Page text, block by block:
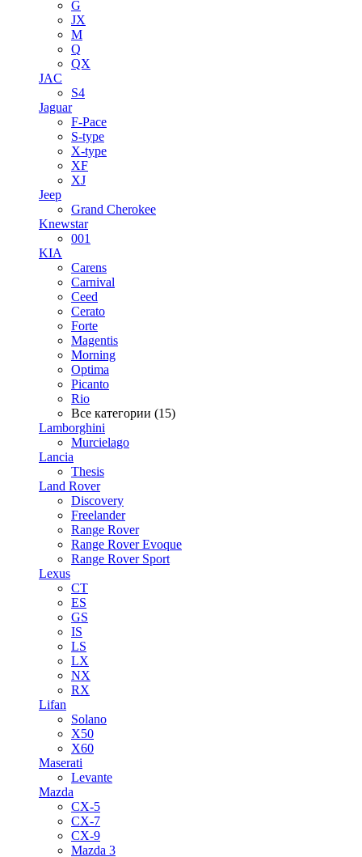
G
JX
M
Q
QX
JAC
S4
Jaguar
F-Pace
S-type
X-type
XF
XJ
Jeep
Grand Cherokee
Knewstar
001
KIA
Carens
Carnival
Ceed
Cerato
Forte
Magentis
Morning
Optima
Picanto
Rio
Все категории (15)
Lamborghini
Murcielago
Lancia
Thesis
Land Rover
Discovery
Freelander
Range Rover
Range Rover Evoque
Range Rover Sport
Lexus
CT
ES
GS
IS
LS
LX
NX
RX
Lifan
Solano
X50
X60
Maserati
Levante
Mazda
CX-5
CX-7
CX-9
Mazda 3